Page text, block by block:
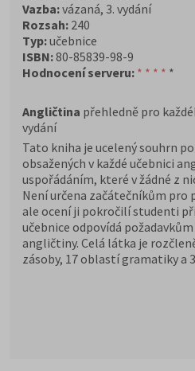
Vazba:vázaná, 3. vydání
Rozsah: 240
Typ:učebnice
ISBN:80-85839-98-9
Hodnocení serveru: * * * * *
Angličtina přehledně pro
vydání
Tato kniha je ucelený souhrn
obsažených v každé učebnici
uspořádáním, které v žádné z
Není určena začátečníkům pro
ale ocení ji pokročilí studenti
učebnice odpovídá
angličtiny. Celá látka je
zásoby, 17 oblastí gramatiky a